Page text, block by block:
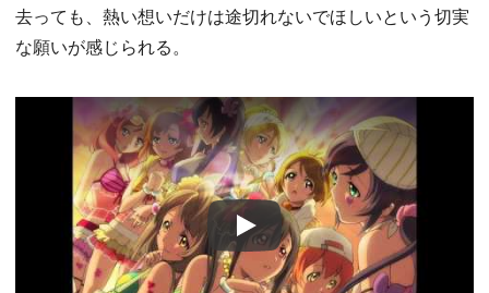
去っても、熱い想いだけは途切れないでほしいという切実
な願いが感じられる。
Play